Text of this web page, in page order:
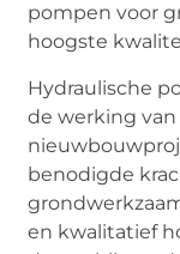
pompen voor
hoogste
Hydraulische
de werking
benodigde
en kwalitatief